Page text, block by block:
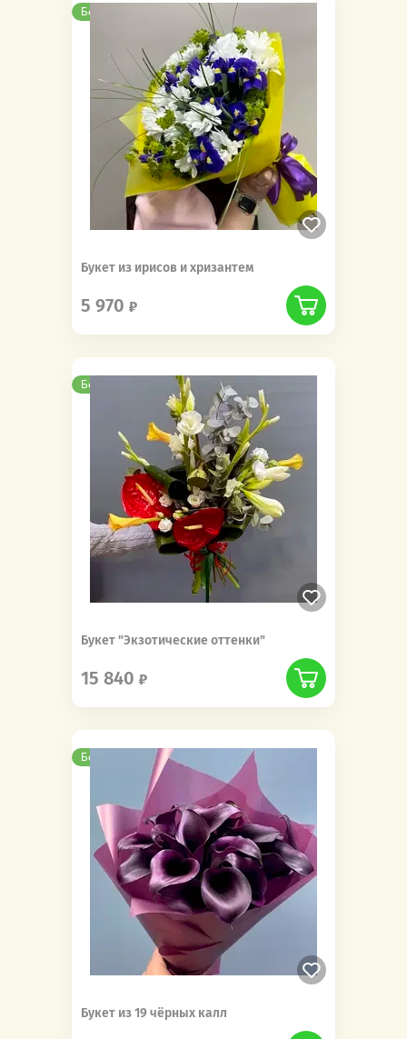
Бесплатная доставка
Букет из ирисов и хризантем
5 970
Бесплатная доставка
Букет "Экзотические оттенки"
15 840
Бесплатная доставка Новинка
Букет из 19 чёрных калл